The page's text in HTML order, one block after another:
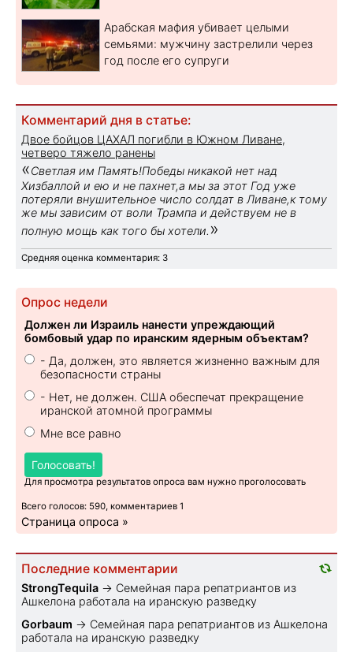
Арабская мафия убивает целыми
семьями: мужчину застрелили через
год после его супруги
Комментарий дня в статье:
Двое бойцов ЦАХАЛ погибли в Южном Ливане,
четверо тяжело ранены
«Светлая им Память!Победы никакой нет над
Хизбаллой и ею и не пахнет,а мы за этот Год уже
потеряли внушительное число солдат в Ливане,к тому
же мы зависим от воли Трампа и действуем не в
полную мощь как того бы хотели. »
Средняя оценка комментария: 3
Опрос недели
Должен ли Израиль нанести упреждающий
бомбовый удар по иранским ядерным объектам?
- Да, должен, это является жизненно важным для
безопасности страны
- Нет, не должен. США обеспечат прекращение
иранской атомной программы
Мне все равно
Голосовать!
Для просмотра результатов опроса вам нужно проголосовать
Всего голосов: 590, комментариев 1
Страница опроса »
Последние комментарии
StrongTequila → Семейная пара репатриантов из
Ашкелона работала на иранскую разведку
Gorbaum → Семейная пара репатриантов из Ашкелона
работала на иранскую разведку